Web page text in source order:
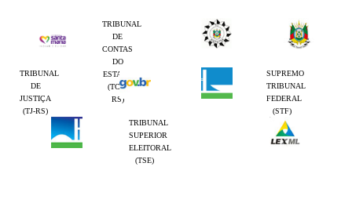
TRIBUNAL
DE
CONTAS
DO
ESTADO
(TCE-
RS)
TRIBUNAL
DE
JUSTIÇA
(TJ-RS)
SUPREMO
TRIBUNAL
FEDERAL
(STF)
TRIBUNAL
SUPERIOR
ELEITORAL
(TSE)